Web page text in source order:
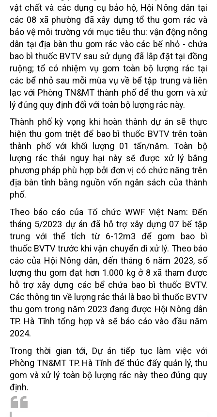
vật chất và các dụng cụ bảo hộ, Hội Nông dân tại
các 08 xã phường đã xây dựng tổ thu gom rác và
bảo vệ môi trường với mục tiêu thu: vận động nông
dân tại địa bàn thu gom rác vào các bể nhỏ - chứa
bao bì thuốc BVTV sau sử dụng đã lắp đặt tại đồng
ruộng; tổ có nhiệm vụ gom toàn bộ lượng rác tại
các bể nhỏ sau mỗi mùa vụ về bể tập trung và liên
lạc với Phòng TN&MT thành phố để thu gom và xử
lý đúng quy định đối với toàn bộ lượng rác này.
Thành phố kỳ vọng khi hoàn thành dự án sẽ thực
hiện thu gom triệt để bao bì thuốc BVTV trên toàn
thành phố với khối lượng 01 tấn/năm. Toàn bộ
lượng rác thải nguy hại này sẽ được xử lý bằng
phương pháp phù hợp bởi đơn vị có chức năng trên
địa bàn tỉnh bằng nguồn vốn ngân sách của thành
phố.
Theo báo cáo của Tổ chức WWF Việt Nam: Đến
tháng 5/2023 dự án đã hỗ trợ xây dựng 07 bể tập
trung với thể tích từ 6-12m3 để gom bao bì
thuốc BVTV trước khi vận chuyển đi xử lý. Theo báo
cáo của Hội Nông dân, đến tháng 6 năm 2023, số
lượng thu gom đạt hơn 1.000 kg ở 8 xã tham được
hỗ trợ xây dựng các bể chứa bao bì thuốc BVTV.
Các thông tin về lượng rác thải là bao bì thuốc BVTV
thu gom trong năm 2023 đang được Hội Nông dân
TP. Hà Tĩnh tổng hợp và sẽ báo cáo vào đầu năm
2024.
Trong thời gian tới, Dự án tiếp tục làm việc với
Phòng TN&MT TP. Hà Tĩnh để thúc đẩy quản lý, thu
gom và xử lý toàn bộ lượng rác này theo đúng quy
định.